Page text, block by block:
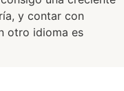
y contar con
otro idioma es